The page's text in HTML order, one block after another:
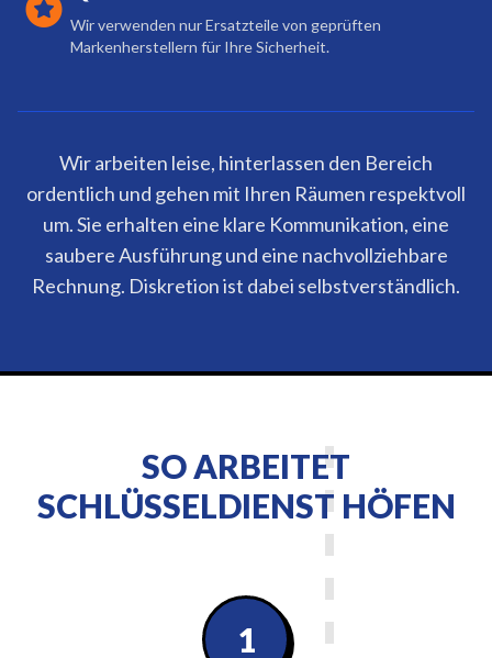
Wir verwenden nur Ersatzteile von geprüften
Markenherstellern für Ihre Sicherheit.
Wir arbeiten leise, hinterlassen den Bereich
ordentlich und gehen mit Ihren Räumen respektvoll
um. Sie erhalten eine klare Kommunikation, eine
saubere Ausführung und eine nachvollziehbare
Rechnung. Diskretion ist dabei selbstverständlich.
SO ARBEITET
SCHLÜSSELDIENST HÖFEN
1